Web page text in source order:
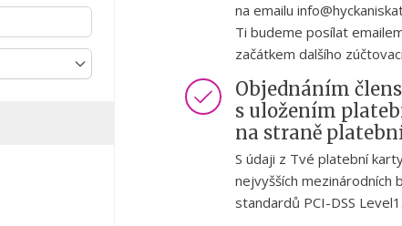
na emailu
Ti budeme posílat
začátkem dalšího
Objednáním
s uložením
na straně
S údaji z Tvé platební
nejvyšších mezinárodních
standardů PCI-DSS Level1.